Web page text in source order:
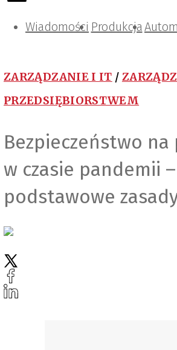
Wiadomości Produkcja
Projektowanie i konstrukcje
Zarządzanie i IT
Tematy specjalne
ZARZĄDZANIE I IT /
PRZEDSIĘBIORSTWEM
Bezpieczeństwo
w czasie pandemii –
podstawowe